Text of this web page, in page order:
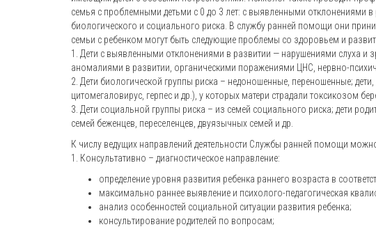
семья с проблемными детьми с 0 до 3 лет: с выявленными отклонениями
биологического и социального риска. В службу ранней помощи они
семьи с ребенком могут быть следующие проблемы со здоровьем и
1. Дети с выявленными отклонениями в развитии — нарушениями слуха и
аномалиями в развитии, органическими поражениями ЦНС, нервно-
2. Дети биологической группы риска – недоношенные, переношенные;
цитомегаловирус, герпес и др.), у которых матери страдали токсикозом
3. Дети социальной группы риска – из семей социального риска; дети
семей беженцев, переселенцев, двуязычных семей и др.
К числу ведущих направлений деятельности Службы ранней помощи
1. Консультативно – диагностическое направление:
определение уровня развития ребенка раннего возраста в
максимально раннее выявление и психолого-педагогическая
анализ особенностей социальной ситуации развития ребенка;
консультирование родителей по вопросам;